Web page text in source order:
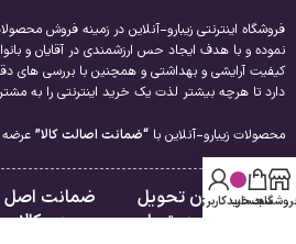
فروشگاه اینترنتی زیبارو-آنلاین در زمینه فروش
نموده و با هدف ایجاد حس ارزشمندی در آقایان و
کیفیت آرایشی و بهداشتی و همچنین با بررسی های
دارد تا هرچه بیشتر لذت یک خرید اینترنتی را به
محصولات زیبارو-آنلاین با “ضمانت اصالت کالا”
امکان تحویل
فوری در تهران
ضمانت اصل
بودن کالا
سبد خرید
حساب کاربری من